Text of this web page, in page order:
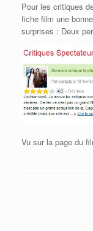
Pour les critiques
fiche film une
surprises : Deux
Vu sur la page du